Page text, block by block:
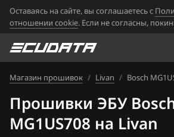
Оставаясь на сайте, вы соглашаетесь с
отношении cookie. Если не согласны,
Магазин прошивок / Livan / Bosch
Прошивки ЭБУ
MG1US708 на Livan